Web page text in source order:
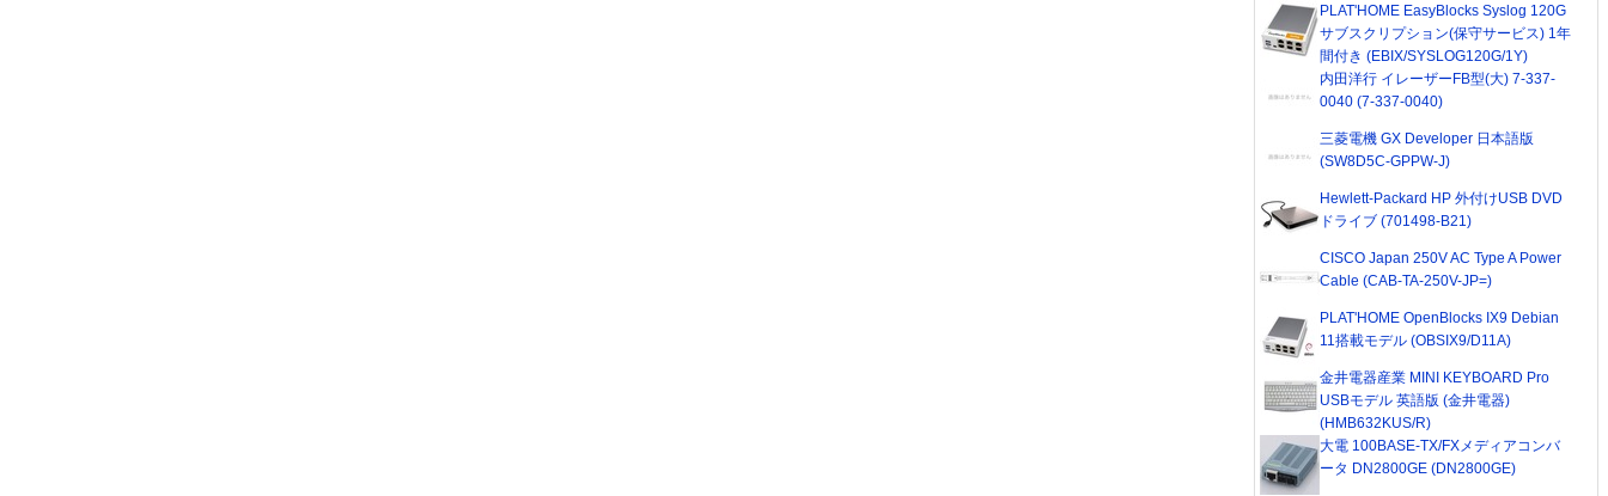
PLAT'HOME EasyBlocks Syslog 120G
サブスクリプション(保守サービス) 1年
間付き (EBIX/SYSLOG120G/1Y)
内田洋行 イレーザーFB型(大) 7-337-
0040 (7-337-0040)
三菱電機 GX Developer 日本語版
(SW8D5C-GPPW-J)
Hewlett-Packard HP 外付けUSB DVD
ドライブ (701498-B21)
CISCO Japan 250V AC Type A Power
Cable (CAB-TA-250V-JP=)
PLAT'HOME OpenBlocks IX9 Debian
11搭載モデル (OBSIX9/D11A)
金井電器産業 MINI KEYBOARD Pro
USBモデル 英語版 (金井電器)
(HMB632KUS/R)
大電 100BASE-TX/FXメディアコンバ
ータ DN2800GE (DN2800GE)